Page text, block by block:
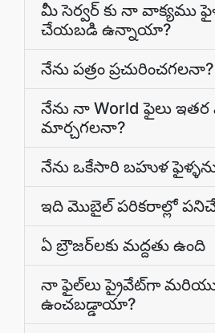
మీ సెర్వర్ కు నా వాక్యము
చేయబడి ఉన్నాయా?
నేను పత్రం ప్రచురించగలనా?
నేను నా World ఫైలు ఇతర
మార్చగలనా?
నేను ఒకేసారి బహుళ
ఇది మొబైల్ పరికరాల్లో
ఏ బ్రౌజర్‌లకు మద్దతు ఉంది
నా ఫైల్‌లు ప్రైవేట్‌గా మరియు
ఉంచబడ్డాయా?